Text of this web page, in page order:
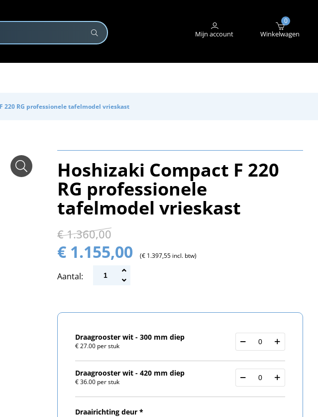
Mijn account
0
Winkelwagen
STORING MELDEN
220 RG professionele tafelmodel vrieskast
Hoshizaki Compact F 220
RG professionele
tafelmodel vrieskast
€ 1.360,00
€ 1.155,00 (€ 1.397,55 incl. btw)
Aantal:
Draagrooster wit - 300 mm diep
€ 27.00 per stuk
Draagrooster wit - 420 mm diep
€ 36.00 per stuk
Draairichting deur *